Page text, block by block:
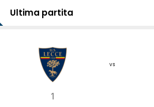
Ultima partita
1
vs